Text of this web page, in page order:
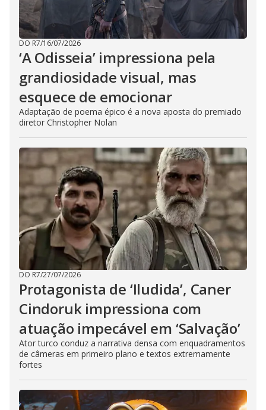
DO R7/16/07/2026
‘A Odisseia’ impressiona pela
grandiosidade visual, mas
esquece de emocionar
Adaptação de poema épico é a nova aposta do premiado
diretor Christopher Nolan
DO R7/27/07/2026
Protagonista de ‘Iludida’, Caner
Cindoruk impressiona com
atuação impecável em ‘Salvação’
Ator turco conduz a narrativa densa com enquadramentos
de câmeras em primeiro plano e textos extremamente
fortes